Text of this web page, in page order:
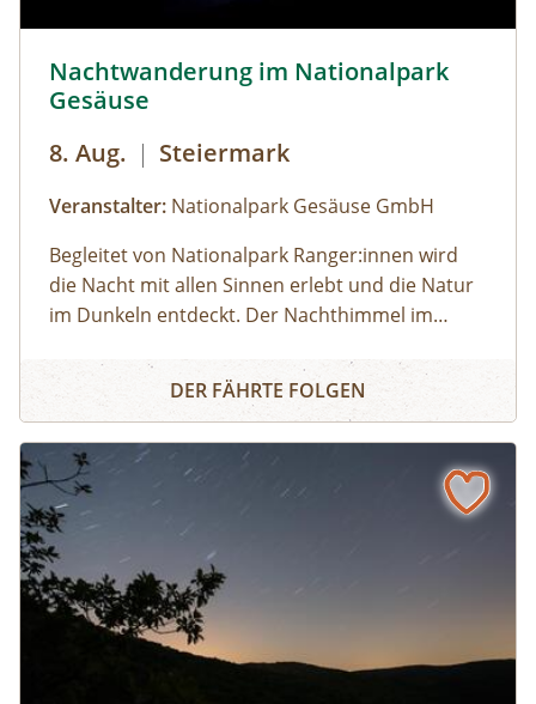
Nachtwanderung im Nationalpark
Gesäuse
8. Aug. | Steiermark
Veranstalter: Nationalpark Gesäuse GmbH
Begleitet von Nationalpark Ranger:innen wird
die Nacht mit allen Sinnen erlebt und die Natur
im Dunkeln entdeckt. Der Nachthimmel im
hier ohne künstliches Licht zurecht zu finden,
erfordert andere Sinne, wie Hören, Tasten oder
sich Tiere an die Dunkelheit an? Leitung:
Nationalpark Ranger:innen Leichte
WanderungFür Kurzentschlossene ist keine
Anmeldung erforderlichDarf ich meinen
vierbeinigen Freund mitbringen?Die Mitnahme
von Hunden ist nicht erlaubt. Findet die
Nachtwanderung bei jedem Wetter statt?Ja,
denn wir finden, unser Nationalpark Gesäuse ist
Nachtwanderung im Nationalpark Gesäuse
DER FÄHRTE FOLGEN